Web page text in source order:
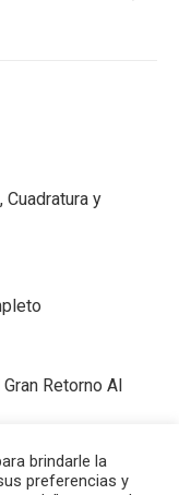
Cuadratura y
Retorno Al
brindarle la
preferencias y